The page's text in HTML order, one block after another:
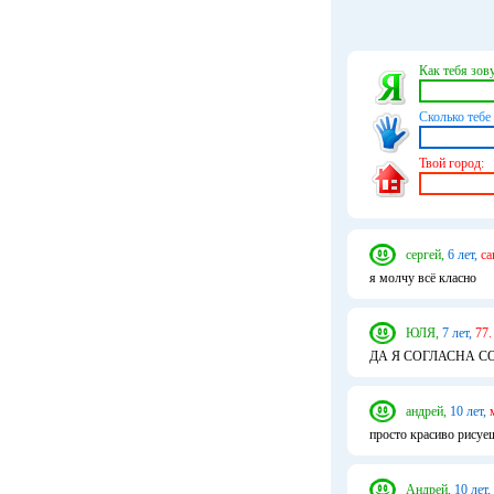
Как тебя
Сколько тебе
Твой город:
сергей, 6 лет,
я молчу всё класно
ЮЛЯ, 7 лет, 77.
ДА Я СОГЛАСНА
андрей, 10 лет,
просто красиво
Андрей, 10 лет,